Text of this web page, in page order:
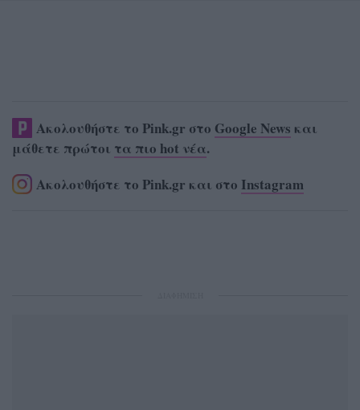
Ακολουθήστε το Pink.gr στο Google News και
μάθετε πρώτοι τα πιο hot νέα.
Ακολουθήστε το Pink.gr και στο Instagram